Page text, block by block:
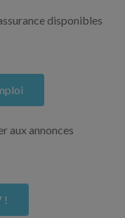
disponibles
aux annonces
!